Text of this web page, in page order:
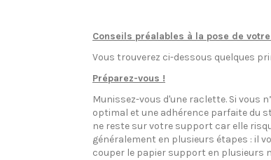
Conseils préalables à la pose de
Vous trouverez ci-dessous quelques
Préparez-vous !
Munissez-vous d'une raclette. Si vous
optimal et une adhérence parfaite du
ne reste sur votre support car elle
généralement en plusieurs étapes : il
couper le papier support en plusieurs